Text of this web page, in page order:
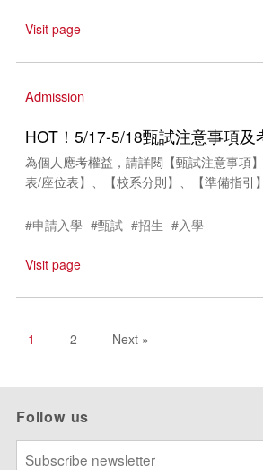
Visit page
Admission
HOT！5/17-5/18甄試注意事項及
為個人應考權益，請詳閱【甄試注意事項
表/座位表】、【校系分則】、【準備指引】
#申請入學 #甄試 #招生 #入學
Visit page
1 2 Next »
Follow us